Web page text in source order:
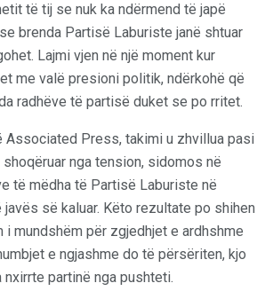
të tij se nuk ka ndërmend të japë
brenda Partisë Laburiste janë shtuar
Lajmi vjen në një moment kur
me valë presioni politik, ndërkohë që
radhëve të partisë duket se po rritet.
Associated Press, takimi u zhvillua pasi
nga tension, sidomos në
të mëdha të Partisë Laburiste në
së kaluar. Këto rezultate po shihen
i mundshëm për zgjedhjet e ardhshme
e ngjashme do të përsëriten, kjo
partinë nga pushteti.